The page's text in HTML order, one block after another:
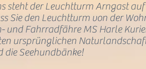
steht der Leuchtturm Arngast
Sie den Leuchtturm von der
und Fahrradfähre MS Harle
ursprünglichen
die Seehundbänke!